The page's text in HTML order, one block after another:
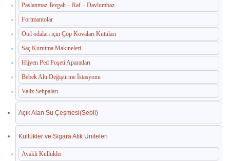
Paslanmaz Tezgah – Raf – Davlumbaz
Fortmantolar
Otel odaları için Çöp Kovaları Kutuları
Saç Kurutma Makineleri
Hijyen Ped Poşeti Aparatları
Bebek Altı Değiştirme İstasyonu
Valiz Sehpaları
Açık Alan Su Çeşmesi(Sebil)
Küllükler ve Sigara Atık Üniteleri
Ayaklı Küllükler